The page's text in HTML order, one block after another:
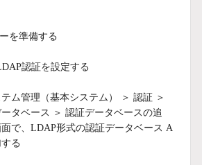
を準備する
認証を設定する
テム管理（基本システム） ＞ 認証 ＞
タベース ＞ 認証データベースの追
で、LDAP形式の認証データベース A
る